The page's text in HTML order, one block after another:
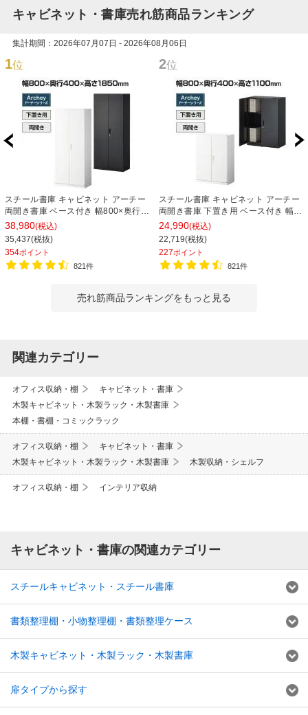
キャビネット・書庫売れ筋商品ランキング
集計期間：2026年07月07日 - 2026年08月06日
1位
スチール書庫 キャビネット アーチー
両開き書庫 ベース付き 幅800×奥行
400×高さ1850mm
38,980(税込)
35,437(税抜)
354ポイント
821件
2位
スチール書庫 キャビネット アーチー
両開き書庫 下置き用 ベース付き 幅
800×奥行400×高さ1100mm
24,990(税込)
22,719(税抜)
227ポイント
821件
売れ筋商品ランキングをもっと見る
関連カテゴリー
オフィス収納・棚
キャビネット・書庫
木製キャビネット・木製ラック・木製書庫
本棚・書棚・コミックラック
オフィス収納・棚
キャビネット・書庫
木製キャビネット・木製ラック・木製書庫
木製収納・シェルフ
オフィス収納・棚 インテリア収納
キャビネット・書庫の関連カテゴリー
スチールキャビネット・スチール書庫
書類整理棚・小物整理棚・書類整理ケース
木製キャビネット・木製ラック・木製書庫
扉タイプから探す